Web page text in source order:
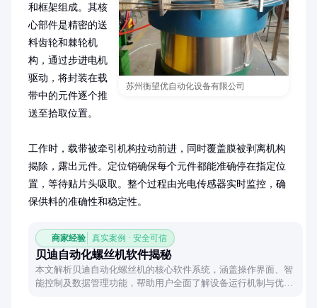
苏州衡望优自动化设备有限公司
和框架组成。其核
心部件是精密的送
料齿轮和棘轮机
构，通过步进电机
驱动，将封装在载
带中的元件逐个推
送至拾取位置。
工作时，载带被牵引机构拉动前进，同时覆盖膜被剥离机构
揭除，露出元件。定位销确保每个元件都能准确停在指定位
置，等待贴片头吸取。整个过程由光电传感器实时监控，确
保供料的准确性和稳定性。
商家经验 真实案例 · 安全可信
贝迪自动化螺丝机软件揭秘
本文解析贝迪自动化螺丝机的核心软件系统，涵盖操作界面、智
能控制及数据管理功能，帮助用户全面了解设备运行机制与优化